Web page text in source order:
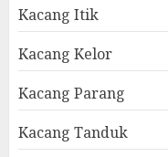
Kacang Itik
Kacang Kelor
Kacang Parang
Kacang Tanduk